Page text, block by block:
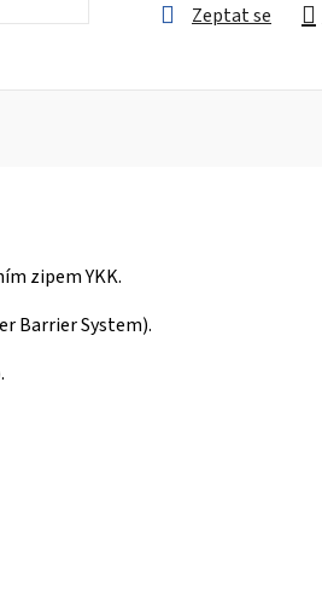
Zeptat se
zipem YKK.
Barrier System).